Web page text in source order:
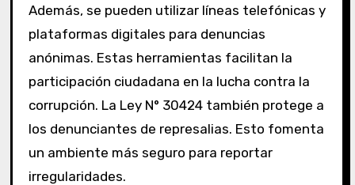
Además, se pueden utilizar líneas telefónicas y
plataformas digitales para denuncias
anónimas. Estas herramientas facilitan la
participación ciudadana en la lucha contra la
corrupción. La Ley N° 30424 también protege a
los denunciantes de represalias. Esto fomenta
un ambiente más seguro para reportar
irregularidades.